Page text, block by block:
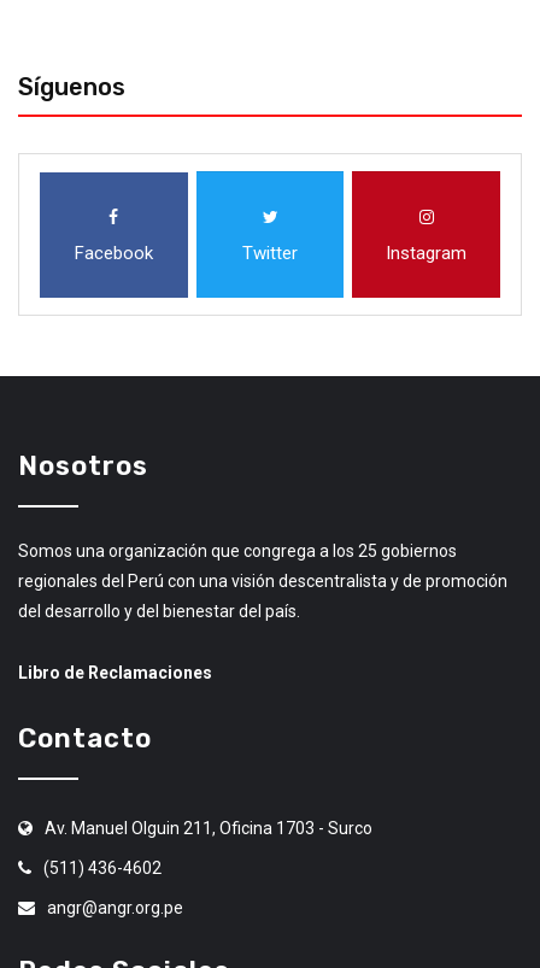
Síguenos
Facebook Twitter Instagram
Nosotros
Somos una organización que congrega a los 25 gobiernos
regionales del Perú con una visión descentralista y de promoción
del desarrollo y del bienestar del país.
Libro de Reclamaciones
Contacto
Av. Manuel Olguin 211, Oficina 1703 - Surco
(511) 436-4602
angr@angr.org.pe